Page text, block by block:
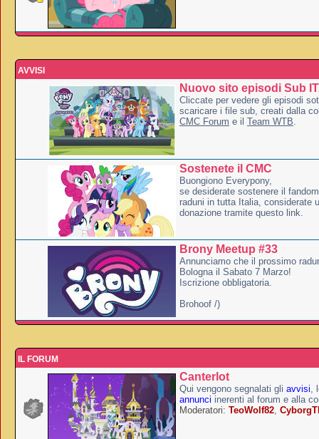
AVVISI
Nuovo sito episodi Sub
Cliccate per vedere gli episodi
scaricare i file sub, creati dalla
CMC Forum e il Team WTB.
Sostenete il CMC
Buongiono Everypony,
se desiderate sostenere il
raduni in tutta Italia, considerate
donazione tramite questo link.
Brony Meetup #33
Annunciamo che il prossimo
Bologna il Sabato 7 Marzo!
Iscrizione obbligatoria.
Brohoof /)
IL FORUM
Canterlot
Qui vengono segnalati gli avvisi,
annunci inerenti al forum e alla
Moderatori: TeoWolf82,